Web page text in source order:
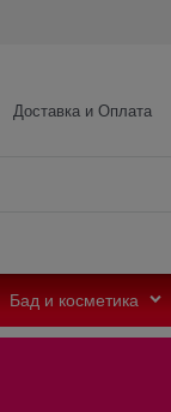
Доставка и Оплата
Бад и косметика